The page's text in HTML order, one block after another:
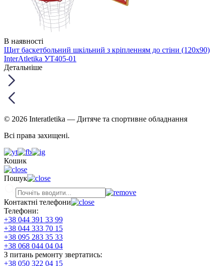
В наявності
Щит баскетбольний шкільний з кріпленням до стіни (120х90)
InterAtletika УТ405-01
Детальніше
© 2026 Interatletika — Дитяче та спортивне обладнання
Всі права захищені.
Кошик
Пошук
Контактні телефони
Телефони:
+38 044 391 33 99
+38 044 333 70 15
+38 095 283 35 33
+38 068 044 04 04
З питань ремонту звертатись:
+38 050 322 04 15